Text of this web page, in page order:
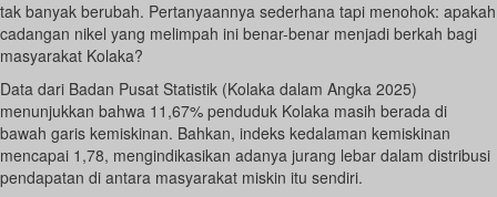
tak banyak berubah. Pertanyaannya sederhana tapi menohok: apakah
cadangan nikel yang melimpah ini benar-benar menjadi berkah bagi
masyarakat Kolaka?
Data dari Badan Pusat Statistik (Kolaka dalam Angka 2025)
menunjukkan bahwa 11,67% penduduk Kolaka masih berada di
bawah garis kemiskinan. Bahkan, indeks kedalaman kemiskinan
mencapai 1,78, mengindikasikan adanya jurang lebar dalam distribusi
pendapatan di antara masyarakat miskin itu sendiri.